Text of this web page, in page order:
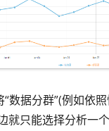
数据分群”(例如依
就只能选择分析一个